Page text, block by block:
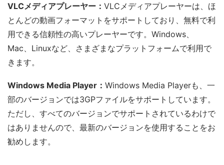
VLCメディアプレーヤー： VLCメディアプレーヤーは、ほ
とんどの動画フォーマットをサポートしており、無料で利
用できる信頼性の高いプレーヤーです。Windows、
Mac、Linuxなど、さまざまなプラットフォームで利用で
きます。
Windows Media Player： Windows Media Playerも、一
部のバージョンでは3GPファイルをサポートしています。
ただし、すべてのバージョンでサポートされているわけで
はありませんので、最新のバージョンを使用することをお
勧めします。